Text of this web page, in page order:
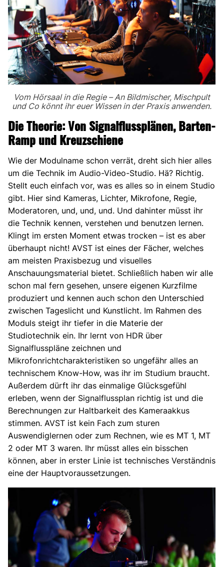
Vom Hörsaal in die Regie – An Bildmischer, Mischpult
und Co könnt ihr euer Wissen in der Praxis anwenden.
Die Theorie: Von Signalflussplänen, Barten-
Ramp und Kreuzschiene
Wie der Modulname schon verrät, dreht sich hier alles
um die Technik im Audio-Video-Studio. Hä? Richtig.
Stellt euch einfach vor, was es alles so in einem Studio
gibt. Hier sind Kameras, Lichter, Mikrofone, Regie,
Moderatoren, und, und, und. Und dahinter müsst ihr
die Technik kennen, verstehen und benutzen lernen.
Klingt im ersten Moment etwas trocken – ist es aber
überhaupt nicht! AVST ist eines der Fächer, welches
am meisten Praxisbezug und visuelles
Anschauungsmaterial bietet. Schließlich haben wir alle
schon mal fern gesehen, unsere eigenen Kurzfilme
produziert und kennen auch schon den Unterschied
zwischen Tageslicht und Kunstlicht. Im Rahmen des
Moduls steigt ihr tiefer in die Materie der
Studiotechnik ein. Ihr lernt von HDR über
Signalflusspläne zeichnen und
Mikrofonrichtcharakteristiken so ungefähr alles an
technischem Know-How, was ihr im Studium braucht.
Außerdem dürft ihr das einmalige Glücksgefühl
erleben, wenn der Signalflussplan richtig ist und die
Berechnungen zur Haltbarkeit des Kameraakkus
stimmen. AVST ist kein Fach zum sturen
Auswendiglernen oder zum Rechnen, wie es MT 1, MT
2 oder MT 3 waren. Ihr müsst alles ein bisschen
können, aber in erster Linie ist technisches Verständnis
eine der Hauptvoraussetzungen.